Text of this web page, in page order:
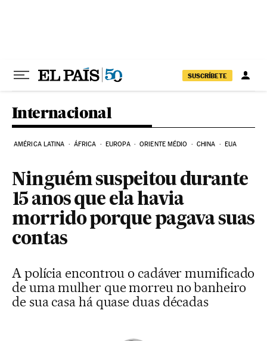
SUSCRÍBETE
Internacional
AMÉRICA LATINA ÁFRICA EUROPA ORIENTE MÉDIO CHINA EUA
Ninguém suspeitou durante
15 anos que ela havia
morrido porque pagava suas
contas
A polícia encontrou o cadáver mumificado
de uma mulher que morreu no banheiro
de sua casa há quase duas décadas